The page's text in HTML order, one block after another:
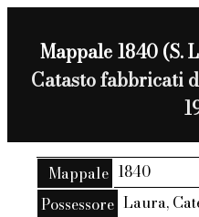
Mappale 1840 (S.
Catasto fabbricati
Mappale 1840
Possessore Laura,